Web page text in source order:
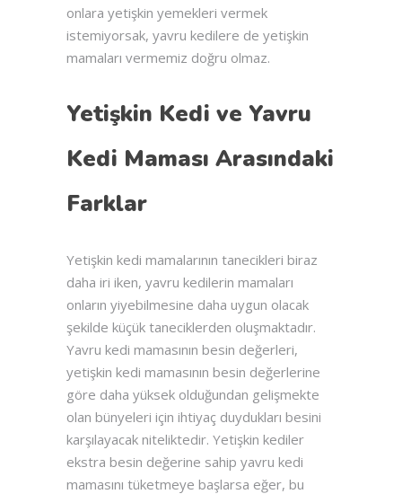
onlara yetişkin yemekleri vermek
istemiyorsak, yavru kedilere de yetişkin
mamaları vermemiz doğru olmaz.
Yetişkin Kedi ve Yavru
Kedi Maması Arasındaki
Farklar
Yetişkin kedi mamalarının tanecikleri biraz
daha iri iken, yavru kedilerin mamaları
onların yiyebilmesine daha uygun olacak
şekilde küçük taneciklerden oluşmaktadır.
Yavru kedi mamasının besin değerleri,
yetişkin kedi mamasının besin değerlerine
göre daha yüksek olduğundan gelişmekte
olan bünyeleri için ihtiyaç duydukları besini
karşılayacak niteliktedir. Yetişkin kediler
ekstra besin değerine sahip yavru kedi
mamasını tüketmeye başlarsa eğer, bu